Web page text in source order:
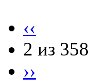
‹‹
2 из 358
››